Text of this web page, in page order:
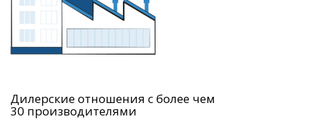
Дилерские отношения с более чем
30 производителями